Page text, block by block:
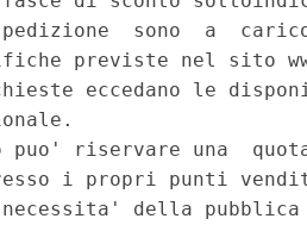
sono  a
previste nel sito
eccedano le
puo' riservare una
i propri punti
della pubblica